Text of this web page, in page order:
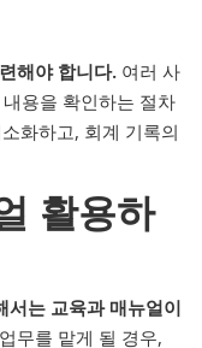
해야 합니다. 여러 사
용을 확인하는 절차
화하고, 회계 기록의
활용하
서는 교육과 매뉴얼이
무를 맡게 될 경우,